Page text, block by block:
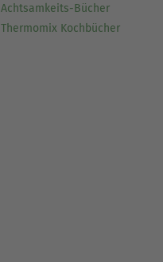
Achtsamkeits-Bücher
Thermomix Kochbücher